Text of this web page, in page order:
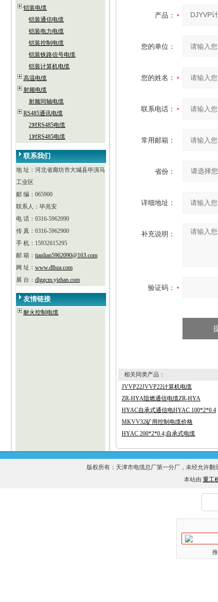
铠装电缆
铠装通信电缆
铠装电力电缆
铠装控制电缆
铠装铁路信号电缆
铠装计算机电缆
高温电缆
射频电缆
射频同轴电缆
RS485通讯电缆
2对RS485电缆
1对RS485电缆
联系我们
地 址：河北省廊坊市大城县毕演马
工业区
邮 编：065900
联系人：毕兆安
电 话：0316-5962090
传 真：0316-5962900
手 机：15932615295
邮 箱： tianlian5962090@163.com
网 址： www.dlbza.com
展 台： dlggcm.yjzhan.com
友情链接
耐火控制电缆
产品：
您的单位：
您的姓名：
联系电话：
常用邮箱：
省份：
详细地址：
补充说明：
验证码：
相关同类产品：
JVVP22JVVP22计算机电缆
ZR-HYA阻燃通信电缆ZR-HYA
HYAC自承式通信电HYAC 100*2*0.4
MKVV32矿用控制电缆价格
HYAC 200*2*0.4;自承式电缆
版权所有：天津市电缆总厂第一分厂，未经允许
本站由 重工